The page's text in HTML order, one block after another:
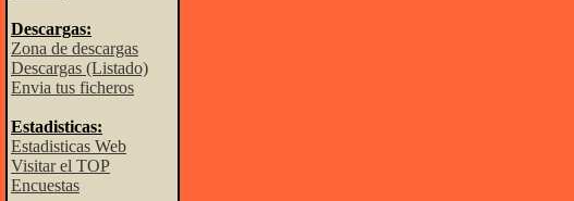
Descargas:
Zona de descargas
Descargas (Listado)
Envia tus ficheros
Estadisticas:
Estadisticas Web
Visitar el TOP
Encuestas